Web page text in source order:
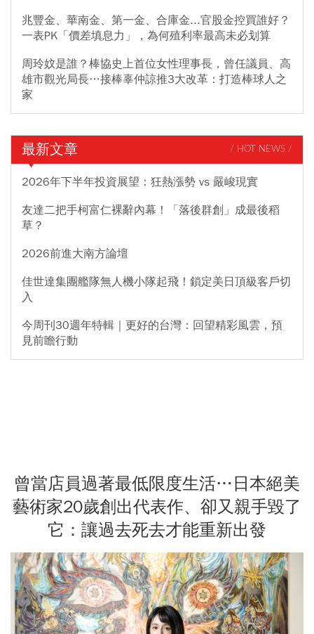
兆豐金、華南金、第一金、合庫金...官股金控買誰好？
一表PK「價差填息力」，為何殖利率最高未必划算
周玲妏是誰？棒協史上首位女性理事長，曾任議員、高
雄市觀光局長…接棒辜仲諒推3大改革：打造棒球人之
家
最新文章 / HOT NEWS /
2026年下半年投資展望：狂熱漲勢 vs 嚴峻現實
友達二把手柯富仁裸辭內幕！「落後群創」成最後稻
草？
2026前進大南方論壇
佳世達集團艦隊無人機小隊起飛！鎖定美日頂級客戶切
入
今周刊30週年特輯｜更好的台灣：回望精彩風雲，預
見前瞻行動
曾當店員過著最低限度生活…日本絕美
藝術家20歲創出代表作、卻又親手毀了
它：讓過去死去才能重新出發